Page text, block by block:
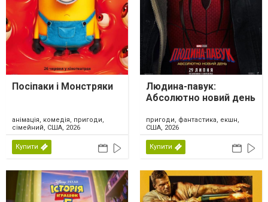
Посіпаки і Монстряки
анімація, комедія, пригоди,
сімейний, США, 2026
Купити
Людина-павук:
Абсолютно новий день
пригоди, фантастика, екшн,
США, 2026
Купити